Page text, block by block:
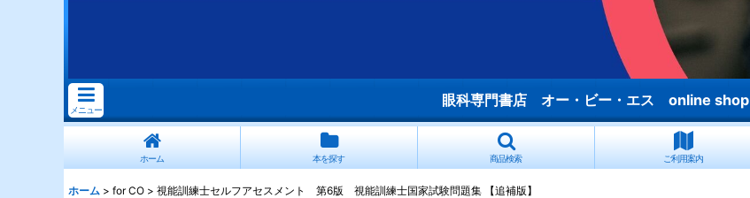
メニュー
眼科専門書店 オー・ビー・エス online shop
ホーム 本を探す 商品検索 ご利用案内
ホーム > for CO > 視能訓練士セルフアセスメント 第6版 視能訓練士国家試験問題集 【追補版】